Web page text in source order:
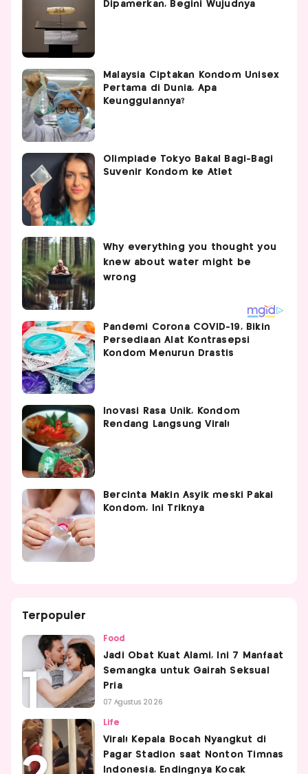
Dipamerkan, Begini Wujudnya
Malaysia Ciptakan Kondom Unisex
Pertama di Dunia, Apa
Keunggulannya?
Olimpiade Tokyo Bakal Bagi-Bagi
Suvenir Kondom ke Atlet
Pandemi Corona COVID-19, Bikin
Persediaan Alat Kontrasepsi
Kondom Menurun Drastis
Inovasi Rasa Unik, Kondom
Rendang Langsung Viral!
Bercinta Makin Asyik meski Pakai
Kondom, Ini Triknya
Terpopuler
Food
Jadi Obat Kuat Alami, Ini 7 Manfaat
Semangka untuk Gairah Seksual
Pria
07 Agustus 2026
Life
Viral! Kepala Bocah Nyangkut di
Pagar Stadion saat Nonton Timnas
Indonesia, Endingnya Kocak